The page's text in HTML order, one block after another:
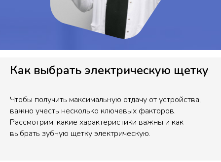
Как выбрать электрическую щетку
Чтобы получить максимальную отдачу от устройства,
важно учесть несколько ключевых факторов.
Рассмотрим, какие характеристики важны и как
выбрать зубную щетку электрическую.